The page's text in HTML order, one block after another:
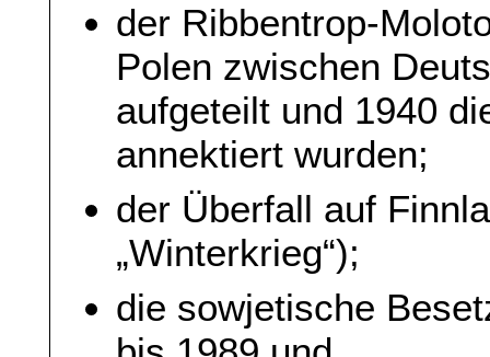
der Ribbentrop-
Polen zwischen
aufgeteilt und 1940
annektiert wurden;
der Überfall auf
„Winterkrieg“);
die sowjetische